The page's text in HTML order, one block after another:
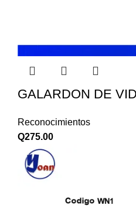
GALARDON DE
Reconocimientos
Q275.00